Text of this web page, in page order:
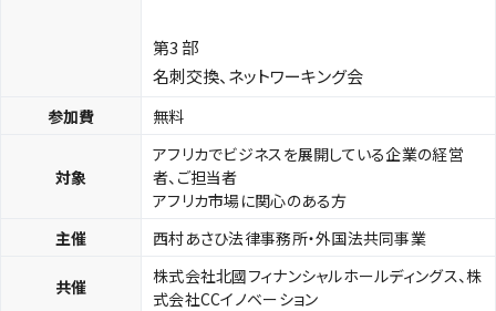
第3 部
名刺交換、ネットワーキング会
参加費 無料
対象
アフリカでビジネスを展開している企業の経営
者、ご担当者
アフリカ市場に関心のある方
主催
西村あさひ法律事務所・外国法共同事業
共催
株式会社北國フィナンシャルホールディングス、株
式会社CCイノベーション